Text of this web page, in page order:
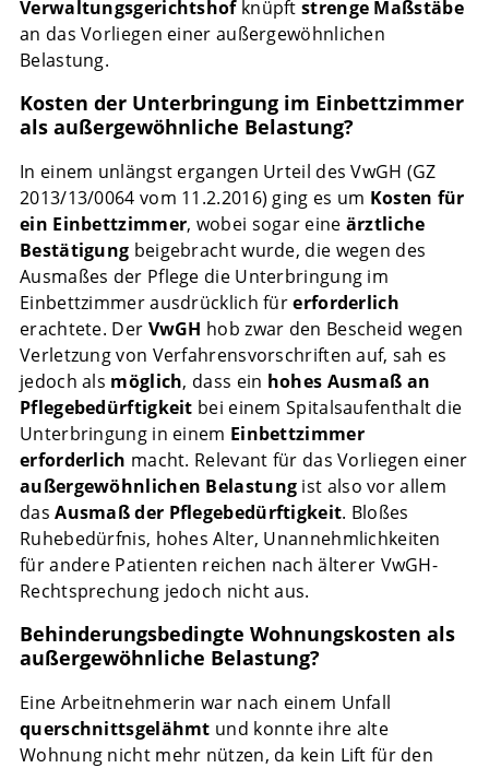
Verwaltungsgerichtshofknüpftstrenge Maßstäbe
an das Vorliegen einer außergewöhnlichen
Belastung.
Kosten der Unterbringung im Einbettzimmer
als außergewöhnliche Belastung?
In einem unlängst ergangen Urteil des VwGH (GZ
2013/13/0064 vom 11.2.2016) ging es um Kosten für
ein Einbettzimmer, wobei sogar eine ärztliche
Bestätigung beigebracht wurde, die wegen des
Ausmaßes der Pflege die Unterbringung im
Einbettzimmer ausdrücklich fürerforderlich
erachtete. Der VwGH hob zwar den Bescheid wegen
Verletzung von Verfahrensvorschriften auf, sah es
jedoch als möglich, dass ein hohes Ausmaß an
Pflegebedürftigkeit bei einem Spitalsaufenthalt die
Unterbringung in einem Einbettzimmer
erforderlich macht. Relevant für das Vorliegen einer
außergewöhnlichen Belastung ist also vor allem
dasAusmaß der Pflegebedürftigkeit. Bloßes
Ruhebedürfnis, hohes Alter, Unannehmlichkeiten
für andere Patienten reichen nach älterer VwGH-
Rechtsprechung jedoch nicht aus.
Behinderungsbedingte Wohnungskosten als
außergewöhnliche Belastung?
Eine Arbeitnehmerin war nach einem Unfall
querschnittsgelähmt und konnte ihre alte
Wohnung nicht mehr nützen, da kein Lift für den